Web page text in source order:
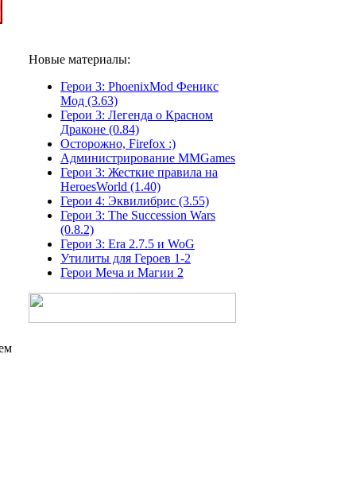
Новые материалы:
Герои 3: PhoenixMod Феникс
Мод (3.63)
Герои 3: Легенда о Красном
Драконе (0.84)
Осторожно, Firefox :)
Администрирование MMGames
Герои 3: Жесткие правила на
HeroesWorld (1.40)
Герои 4: Эквилибрис (3.55)
Герои 3: The Succession Wars
(0.8.2)
Герои 3: Era 2.7.5 и WoG
Утилиты для Героев 1-2
Герои Меча и Магии 2